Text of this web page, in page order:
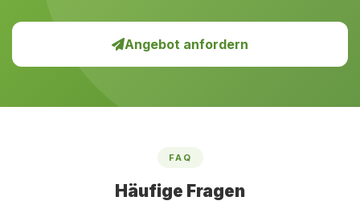
Angebot anfordern
FAQ
Häufige Fragen